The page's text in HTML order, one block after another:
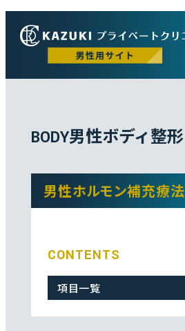
BODY男性ボディ整形
男性ホルモン補充療法
CONTENTS
項目一覧